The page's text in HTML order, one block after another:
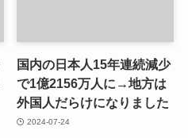
国内の日本人15年連続減少
で1億2156万人に→地方は
外国人だらけになりました
2024-07-24